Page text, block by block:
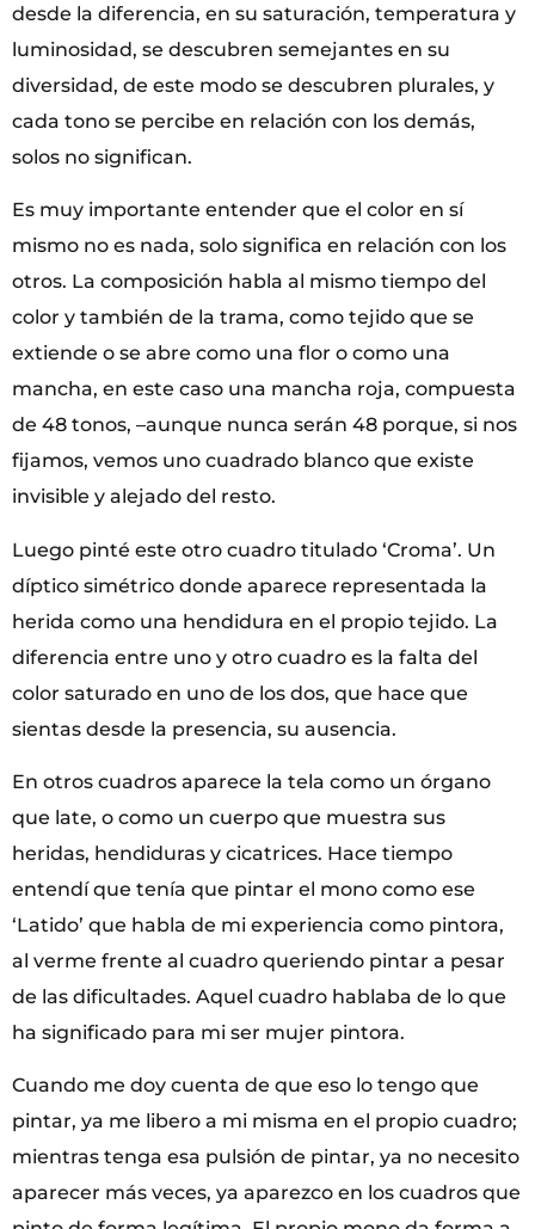
desde la diferencia, en su saturación, temperatura y
luminosidad, se descubren semejantes en su
diversidad, de este modo se descubren plurales, y
cada tono se percibe en relación con los demás,
solos no significan.
Es muy importante entender que el color en sí
mismo no es nada, solo significa en relación con los
otros. La composición habla al mismo tiempo del
color y también de la trama, como tejido que se
extiende o se abre como una flor o como una
mancha, en este caso una mancha roja, compuesta
de 48 tonos, –aunque nunca serán 48 porque, si nos
fijamos, vemos uno cuadrado blanco que existe
invisible y alejado del resto.
Luego pinté este otro cuadro titulado ‘Croma’. Un
díptico simétrico donde aparece representada la
herida como una hendidura en el propio tejido. La
diferencia entre uno y otro cuadro es la falta del
color saturado en uno de los dos, que hace que
sientas desde la presencia, su ausencia.
En otros cuadros aparece la tela como un órgano
que late, o como un cuerpo que muestra sus
heridas, hendiduras y cicatrices. Hace tiempo
entendí que tenía que pintar el mono como ese
‘Latido’ que habla de mi experiencia como pintora,
al verme frente al cuadro queriendo pintar a pesar
de las dificultades. Aquel cuadro hablaba de lo que
ha significado para mi ser mujer pintora.
Cuando me doy cuenta de que eso lo tengo que
pintar, ya me libero a mi misma en el propio cuadro;
mientras tenga esa pulsión de pintar, ya no necesito
aparecer más veces, ya aparezco en los cuadros que